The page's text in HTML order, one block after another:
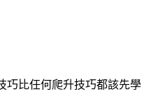
巧比任何爬升技巧都該先學